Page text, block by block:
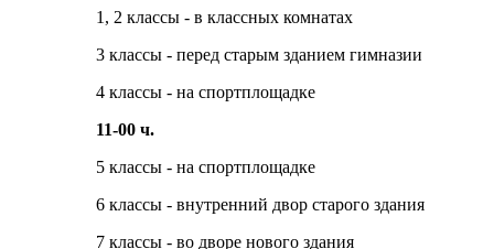
1, 2 классы - в классных комнатах
3 классы - перед старым зданием гимназии
4 классы - на спортплощадке
11-00 ч.
5 классы - на спортплощадке
6 классы - внутренний двор старого здания
7 классы - во дворе нового здания